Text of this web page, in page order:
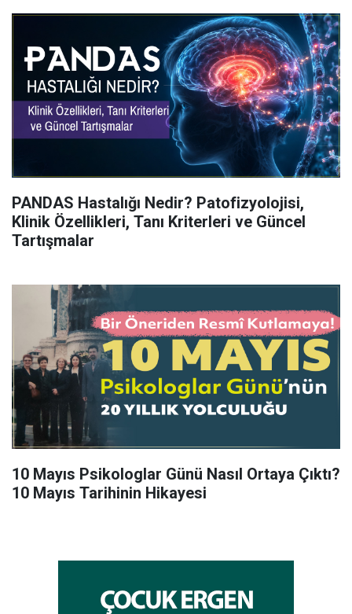
PANDAS Hastalığı Nedir? Patofizyolojisi,
Klinik Özellikleri, Tanı Kriterleri ve Güncel
Tartışmalar
10 Mayıs Psikologlar Günü Nasıl Ortaya Çıktı?
10 Mayıs Tarihinin Hikayesi